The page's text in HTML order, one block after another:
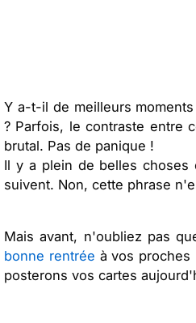
Y a-t-il de meilleurs
? Parfois, le contraste entre
brutal. Pas de panique !
Il y a plein de belles choses
suivent. Non, cette phrase
Mais avant, n'oubliez pas
bonne rentrée à vos proches
posterons vos cartes